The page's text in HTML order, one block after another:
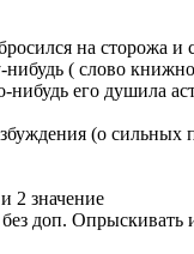
заказываем
границы,
и место
РФ!
в нашем профиле.
выгодно пользоваться
помочь в
плату.
на сторожа и
нибудь ( слово
его душила
(о
2 значение
Опрыскивать